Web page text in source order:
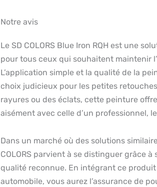
Notre avis
Le SD COLORS Blue Iron RQH est une
pour tous ceux qui souhaitent maintenir
L’application simple et la qualité de la
choix judicieux pour les petites
rayures ou des éclats, cette peinture
aisément avec celle d’un professionnel,
Dans un marché où des solutions
COLORS parvient à se distinguer grâce
qualité reconnue. En intégrant ce
automobile, vous aurez l’assurance de